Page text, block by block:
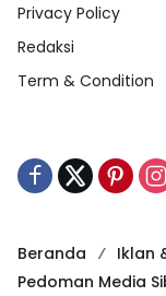
Privacy Policy
Redaksi
Term & Condition
Beranda
Iklan
Pedoman Media